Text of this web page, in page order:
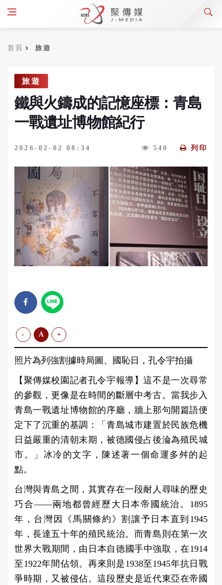
首頁 旅遊
旅遊
鐵與火鑄成的記憶座標：青島
一戰遺址博物館紀行
2026-02-02 08:34 540 列印
- A +
照片為列強割據時局圖、國恥日，孔令宇拍攝
【聚傳媒校園記者孔令宇報導】這不是一次尋常
的參觀，更像是在時間的斷層中考古。當我步入
青島一戰遺址博物館的序廳，牆上那句開篇語便
定下了沉重的基調：「青島城市建置於民族危機
日益嚴重的清朝末期，被德國侵占後淪為殖民城
市。」冰冷的文字，陳述著一個命運多舛的起
點。
台灣與青島之間，其實存在一段耐人尋味的歷史
巧合——兩地都曾經歷大日本帝國統治。1895
年，台灣因《馬關條約》割讓予日本直到1945
年，長達五十年的殖民統治。而青島則在第一次
世界大戰期間，由日本自德國手中強取，在1914
至1922年間佔領。再來則是1938至1945年抗日戰
爭時期，又被侵佔。這段歷史是近代東亞在帝國